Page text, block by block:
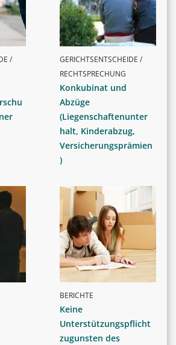
/
GERICHTSENTSCHEIDE /
RECHTSPRECHUNG
Konkubinat und
Abzüge
(Liegenschaftenunter
halt, Kinderabzug,
Versicherungsprämien
)
BERICHTE
Keine
Unterstützungspflicht
zugunsten des